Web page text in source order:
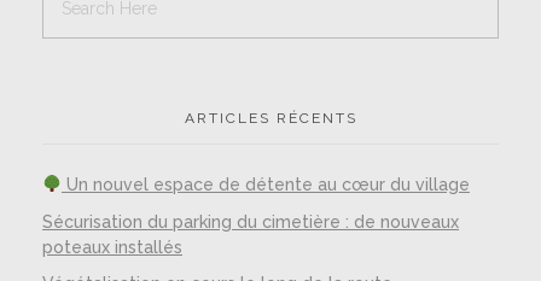
ARTICLES RÉCENTS
Un nouvel espace de détente au cœur du village
Sécurisation du parking du cimetière : de nouveaux
poteaux installés